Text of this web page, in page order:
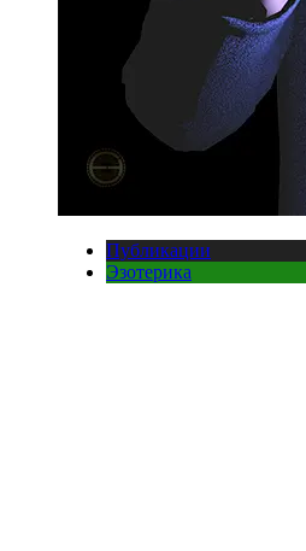
Публикации
Эзотерика